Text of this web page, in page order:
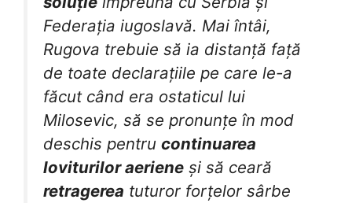
Federația iugoslavă. Mai întâi,
Rugova trebuie să ia distanță față
de toate declarațiile pe care le-a
făcut când era ostaticul lui
Milosevic, să se pronunțe în mod
deschis pentru continuarea
loviturilor aeriene și să ceară
retragerea tuturor forțelor sârbe